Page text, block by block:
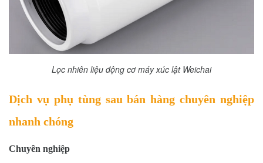
Lọc nhiên liệu động cơ máy xúc lật Weichai
Dịch vụ phụ tùng sau bán hàng chuyên nghiệp
nhanh chóng
Chuyên nghiệp